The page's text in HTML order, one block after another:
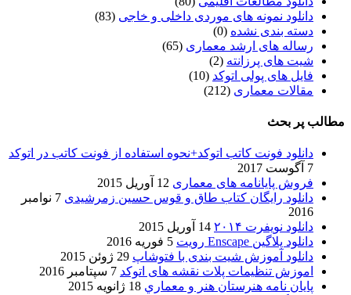
دانلود نمونه های موردی داخلی و خاجی (83)
دسته بندی نشده (0)
رساله های ارشد معماری (65)
شیت های پرزانته (2)
فایل های پولی اتوکد (10)
مقالات معماری (212)
مطالب پر بحث
دانلود فونت کاتب اتوکد+نحوه استفاده از فونت کاتب در اتوکد
7 آگوست 2017
فروش پایانامه های معماری 12 آوریل 2015
دانلود رایگان کتاب طاق و قوس حسین زمرشیدی
7 نوامبر
2016
دانلود نویفرت ۲۰۱۴
14 آوریل 2015
دانلود پلاگین Enscape رویت
5 فوریه 2016
دانلود آموزش شیت بندی با فتوشاپ 29 ژوئن 2015
اموزش تنظیمات پلات نقشه های اتوکد 7 سپتامبر 2016
پایان نامه هنرستان هنر و معماري 18 ژانویه 2015